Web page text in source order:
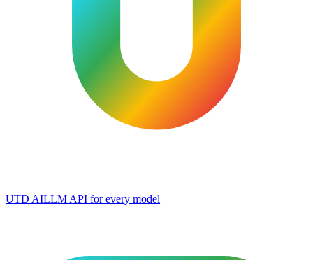
UTD AILLM API for every model